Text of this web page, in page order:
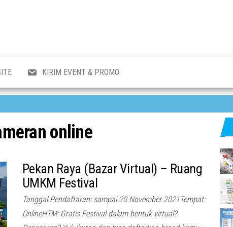
&
KIRIM EVENT & PROMO
online
Pekan Raya (Bazar Virtual) – Ruang
UMKM Festival
Tanggal Pendaftaran: sampai 20 November 2021Tempat:
OnlineHTM: Gratis Festival dalam bentuk virtual?